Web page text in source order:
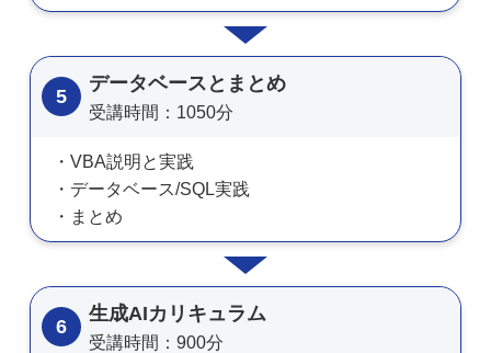
5
データベースとまとめ
受講時間：1050分
VBA説明と実践
データベース/SQL実践
まとめ
6
生成AIカリキュラム
受講時間：900分